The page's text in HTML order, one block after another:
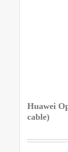
Huawei
cable)